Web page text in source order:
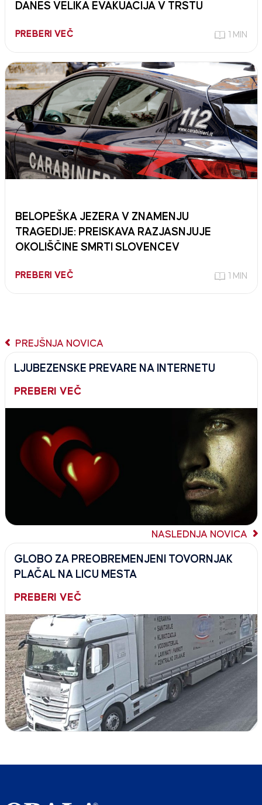
DANES VELIKA EVAKUACIJA V TRSTU
PREBERI VEČ 1 MIN
BELOPEŠKA JEZERA V ZNAMENJU
TRAGEDIJE: PREISKAVA RAZJASNJUJE
OKOLIŠČINE SMRTI SLOVENCEV
PREBERI VEČ 1 MIN
PREJŠNJA NOVICA
LJUBEZENSKE PREVARE NA INTERNETU
PREBERI VEČ
NASLEDNJA NOVICA
GLOBO ZA PREOBREMENJENI TOVORNJAK
PLAČAL NA LICU MESTA
PREBERI VEČ